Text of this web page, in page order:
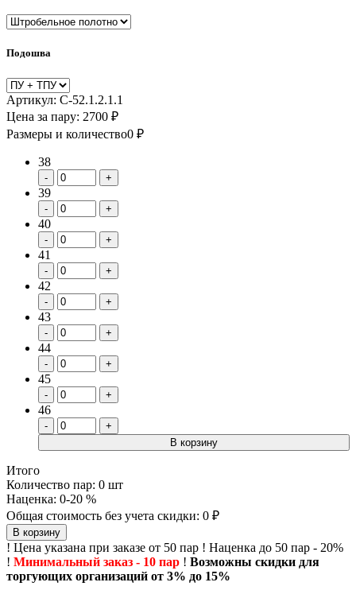
Подошва
Артикул: С-52.1.2.1.1
Цена за пару: 2700 ₽
Размеры и количество0 ₽
38
- +
39
- +
40
- +
41
- +
42
- +
43
- +
44
- +
45
- +
46
- +
Итого
Количество пар: 0 шт
Наценка: 0-20 %
Общая стоимость без учета скидки: 0 ₽
! Цена указана при заказе от 50 пар ! Наценка до 50 пар - 20%
! Минимальный заказ - 10 пар ! Возможны скидки для
торгующих организаций от 3% до 15%